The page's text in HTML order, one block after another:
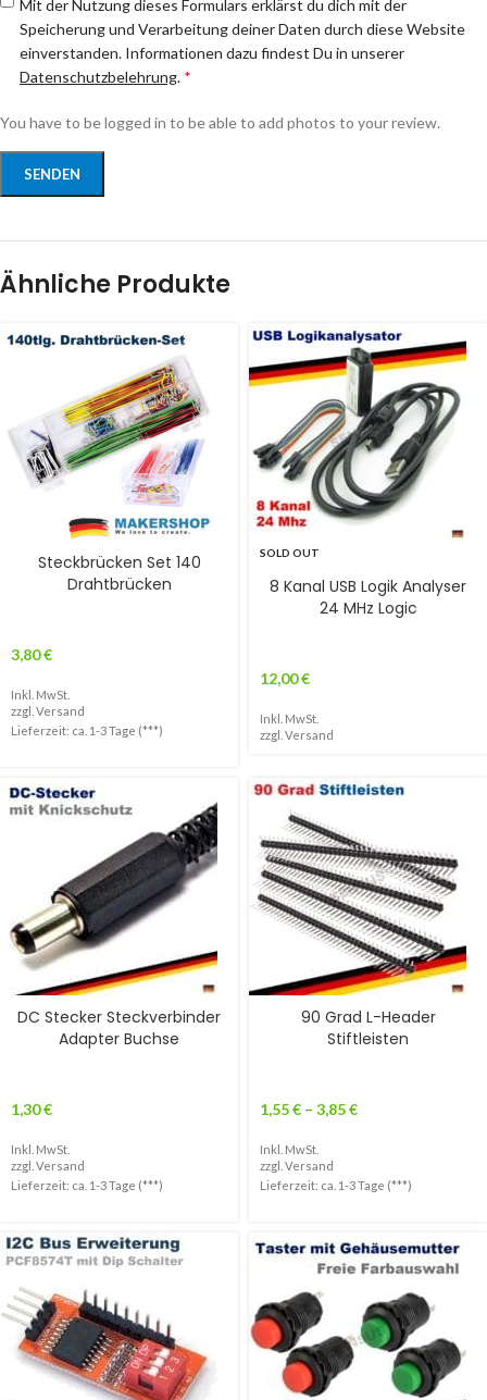
Mit der Nutzung dieses Formulars erklärst du dich mit der
Speicherung und Verarbeitung deiner Daten durch diese Website
einverstanden. Informationen dazu findest Du in unserer
Datenschutzbelehrung. *
You have to be logged in to be able to add photos to your review.
Ähnliche Produkte
Steckbrücken Set 140
Drahtbrücken
3,80€
Inkl. MwSt.
zzgl. Versand
Lieferzeit: ca. 1-3 Tage (***)
SOLD OUT
8 Kanal USB Logik Analyser
24 MHz Logic
12,00€
Inkl. MwSt.
zzgl. Versand
DC Stecker Steckverbinder
Adapter Buchse
1,30€
Inkl. MwSt.
zzgl. Versand
Lieferzeit: ca. 1-3 Tage (***)
90 Grad L-Header
Stiftleisten
1,55€ – 3,85€
Inkl. MwSt.
zzgl. Versand
Lieferzeit: ca. 1-3 Tage (***)